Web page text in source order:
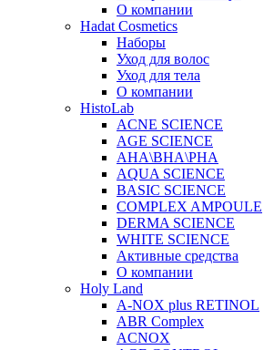
О компании
Hadat Cosmetics
Наборы
Уход для волос
Уход для тела
О компании
HistoLab
ACNE SCIENCE
AGE SCIENCE
AHA\BHA\PHA
AQUA SCIENCE
BASIC SCIENCE
COMPLEX AMPOULE
DERMA SCIENCE
WHITE SCIENCE
Активные средства
О компании
Holy Land
A-NOX plus RETINOL
ABR Complex
ACNOX